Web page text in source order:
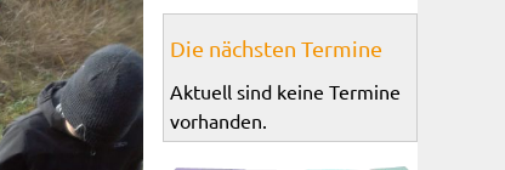
Die nächsten Termine
Aktuell sind keine Termine
vorhanden.